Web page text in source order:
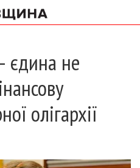
єдина не
олігархії